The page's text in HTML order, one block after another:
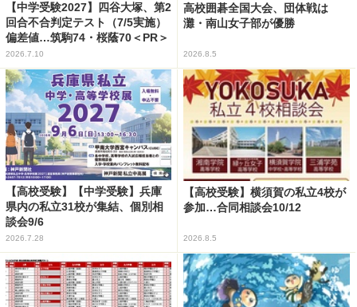
【中学受験2027】四谷大塚、第2
回合不合判定テスト（7/5実施）
偏差値…筑駒74・桜蔭70＜PR＞
2026.7.10
高校囲碁全国大会、団体戦は
灘・南山女子部が優勝
2026.8.5
【高校受験】【中学受験】兵庫
県内の私立31校が集結、個別相
談会9/6
2026.7.28
【高校受験】横須賀の私立4校が
参加…合同相談会10/12
2026.8.5